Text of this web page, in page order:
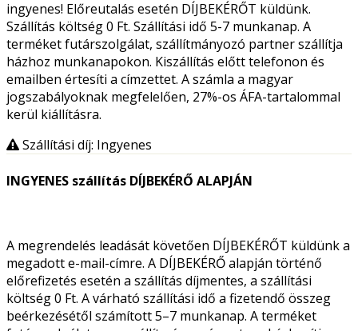
ingyenes! Előreutalás esetén DÍJBEKÉRŐT küldünk.
Szállítás költség 0 Ft. Szállítási idő 5-7 munkanap. A
terméket futárszolgálat, szállítmányozó partner szállítja
házhoz munkanapokon. Kiszállítás előtt telefonon és
emailben értesíti a címzettet. A számla a magyar
jogszabályoknak megfelelően, 27%-os ÁFA-tartalommal
kerül kiállításra.
Szállítási díj: Ingyenes
INGYENES szállítás DÍJBEKÉRŐ ALAPJÁN
A megrendelés leadását követően DÍJBEKÉRŐT küldünk a
megadott e-mail-címre. A DÍJBEKÉRŐ alapján történő
előrefizetés esetén a szállítás díjmentes, a szállítási
költség 0 Ft. A várható szállítási idő a fizetendő összeg
beérkezésétől számított 5–7 munkanap. A terméket